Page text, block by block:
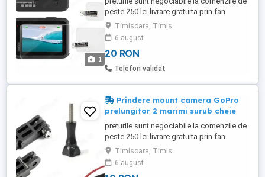
1
peste 250 lei livrare gratuita prin fan
courier, detalii la telefon la nr din anunt
toate produsele sunt noi set complet folie
sticla (tempered glass) (3 sticle in total)
pentru camerele GoPro Hero 12 11 10 9
tempered glass sticla pentru obiectiv
Timisoara, Timis
6 august
20 RON
Telefon validat
Prindere mount camera GoPro
prelungitor 2 marimi surub cheie
preturile sunt negociabile la comenzile de
peste 250 lei livrare gratuita prin fan
courier, detalii la telefon la nr din anunt
toate produsele sunt noi prindere mount
pentru camerele GoPro sau pentru orice
Timisoara, Timis
6 august